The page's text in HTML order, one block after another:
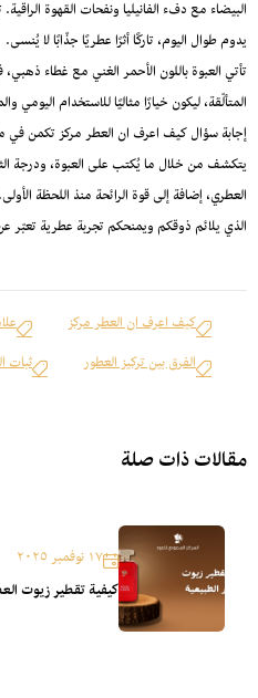
البيضاء مع دفء الفانيليا ونفحات القهوة
يدوم طوال اليوم، تاركًا أثرًا عطريًا جذّابًا لا يُنسى.
تأتي العبوة باللون الأحمر الغني مع غطاء
المتألّقة، ليكون خيارًا مثاليًا للاستخدام اليومي
إجابة سؤال كيف اعرف ان العطر مركز تكمن
يتكشف من خلال ما يُكتب على العبوة، ودرجة
العطري، إضافة إلى قوة الرائحة منذ اللحظة
الذي يلائم ذوقكم ويمنحكم تجربة عطرية
كيف اعرف ان العطر مركز
الفرق بين تركيز العطور
ثبات
مقالات ذات صلة
١٧ نوفمبر ٢٠٢٥
كيفية تقطير زيوت